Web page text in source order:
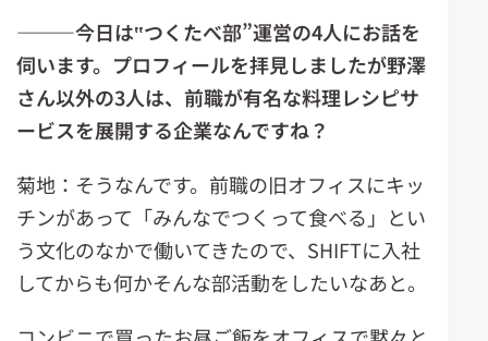
―――今日は‟つくたべ部”運営の4人にお話を
伺います。プロフィールを拝見しましたが野澤
さん以外の3人は、前職が有名な料理レシピサ
ービスを展開する企業なんですね？
菊地：そうなんです。前職の旧オフィスにキッ
チンがあって「みんなでつくって食べる」とい
う文化のなかで働いてきたので、SHIFTに入社
してからも何かそんな部活動をしたいなあと。